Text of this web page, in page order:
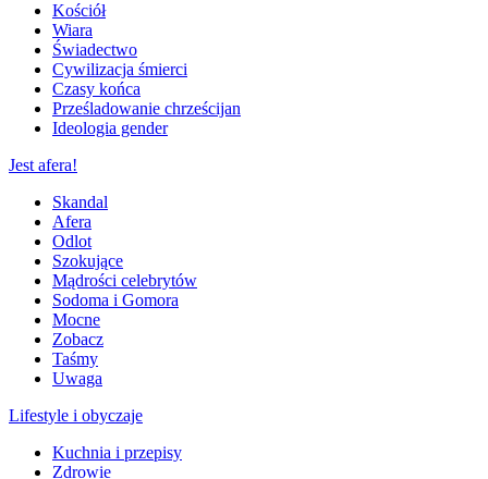
Kościół
Wiara
Świadectwo
Cywilizacja śmierci
Czasy końca
Prześladowanie chrześcijan
Ideologia gender
Jest afera!
Skandal
Afera
Odlot
Szokujące
Mądrości celebrytów
Sodoma i Gomora
Mocne
Zobacz
Taśmy
Uwaga
Lifestyle i obyczaje
Kuchnia i przepisy
Zdrowie